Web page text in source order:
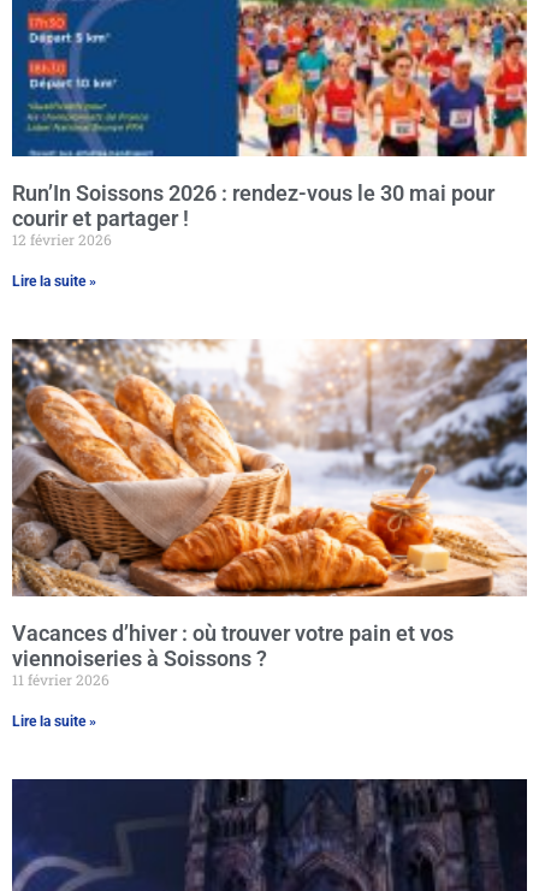
Run’In Soissons 2026 : rendez-vous le 30 mai pour
courir et partager !
12 février 2026
Lire la suite »
Vacances d’hiver : où trouver votre pain et vos
viennoiseries à Soissons ?
11 février 2026
Lire la suite »